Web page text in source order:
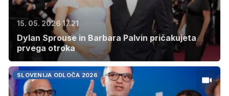
15. 05. 2026 17.21
Dylan Sprouse in Barbara Palvin pričakujeta
prvega otroka
SLOVENIJA ODLOČA 2026